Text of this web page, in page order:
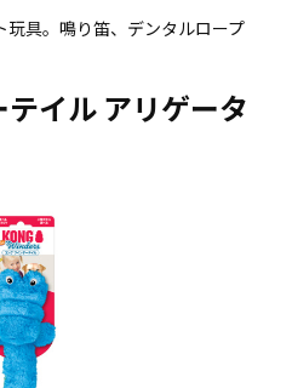
具。鳴り笛、デンタルロープ
イル アリゲータ